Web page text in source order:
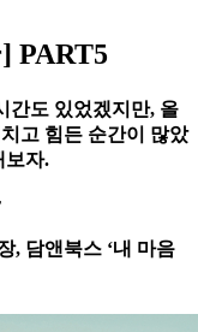
PART5
간도 있었겠지만, 올
고 힘든 순간이 많았
보자.
, 담앤북스 ‘내 마음